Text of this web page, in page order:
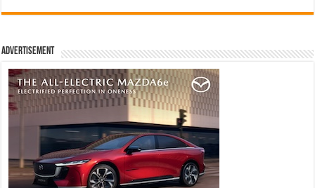
Advertisement